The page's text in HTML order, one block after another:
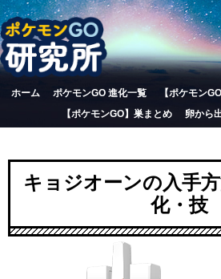
ホーム ポケモンGO 進化一覧
【ポケモン
【ポケモンGO】巣まとめ
卵から
キョジオーンの入手
化・技